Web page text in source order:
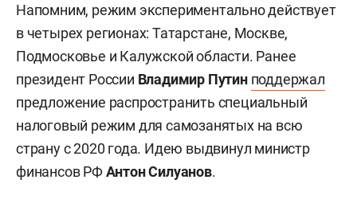
Напомним, режим экспериментально действует
в четырех регионах: Татарстане, Москве,
Подмосковье и Калужской области. Ранее
президент России Владимир Путин поддержал
предложение распространить специальный
налоговый режим для самозанятых на всю
страну с 2020 года. Идею выдвинул министр
финансов РФАнтон Силуанов.